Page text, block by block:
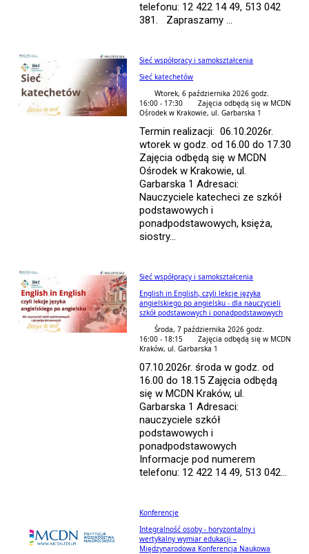
telefonu: 12 422 14 49, 513 042
381. Zapraszamy ...
Sieć współpracy i samokształcenia
Sieć katechetów
Wtorek, 6 października 2026 godz.
16:00 - 17:30
Zajęcia odbędą się w MCDN
Ośrodek w Krakowie, ul. Garbarska 1
Termin realizacji: 06.10.2026r.
wtorek w godz. od 16.00 do 17.30
Zajęcia odbędą się w MCDN
Ośrodek w Krakowie, ul.
Garbarska 1 Adresaci:
Nauczyciele katecheci ze szkół
podstawowych i
ponadpodstawowych, księża,
siostry...
Sieć współpracy i samokształcenia
English in English, czyli lekcje języka
angielskiego po angielsku - dla nauczycieli
szkół podstawowych i ponadpodstawowych
Środa, 7 października 2026 godz.
16:00 - 18:15
Zajęcia odbędą się w MCDN
Kraków, ul. Garbarska 1
07.10.2026r. środa w godz. od
16.00 do 18.15 Zajęcia odbędą
się w MCDN Kraków, ul.
Garbarska 1 Adresaci:
nauczyciele szkół
podstawowych i
ponadpodstawowych
Informacje pod numerem
telefonu: 12 422 14 49, 513 042...
Konferencje
Integralność osoby - horyzontalny i
wertykalny wymiar edukacji –
Międzynarodowa Konferencja Naukowa